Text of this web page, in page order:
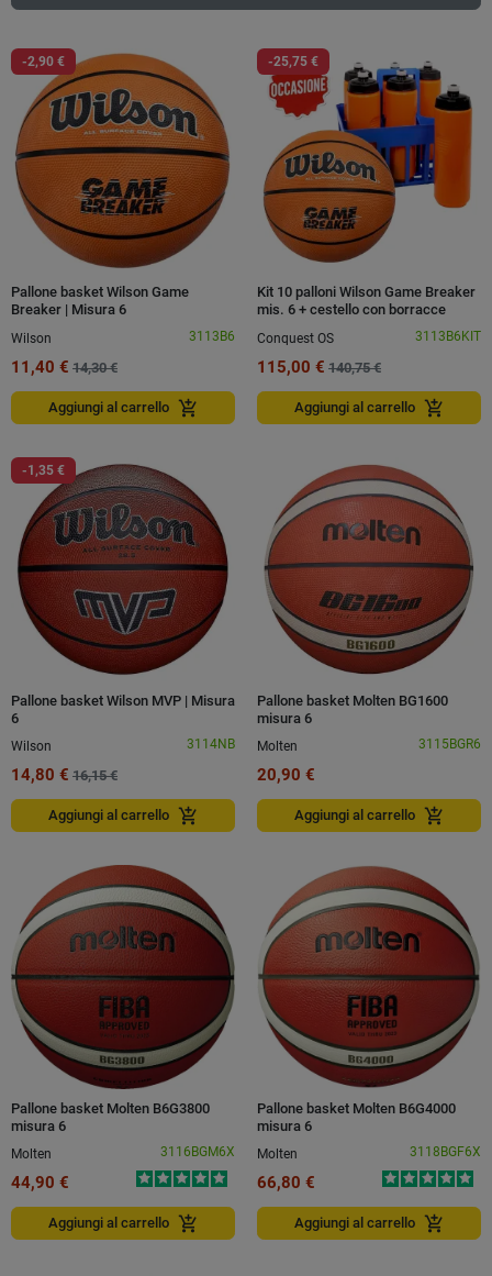
-2,90 €
Pallone basket Wilson Game
Breaker | Misura 6
Wilson
3113B6
11,40 € 14,30 €
Aggiungi al carrello add_shopping_cart
-25,75 €
Kit 10 palloni Wilson Game Breaker
mis. 6 + cestello con borracce
Conquest OS
3113B6KIT
115,00 € 140,75 €
Aggiungi al carrello add_shopping_cart
-1,35 €
Pallone basket Wilson MVP | Misura
6
Wilson
3114NB
14,80 € 16,15 €
Aggiungi al carrello add_shopping_cart
Pallone basket Molten BG1600
misura 6
Molten
3115BGR6
20,90 €
Aggiungi al carrello add_shopping_cart
Pallone basket Molten B6G3800
misura 6
Molten
3116BGM6X
44,90 €
Aggiungi al carrello add_shopping_cart
Pallone basket Molten B6G4000
misura 6
Molten
3118BGF6X
66,80 €
Aggiungi al carrello add_shopping_cart